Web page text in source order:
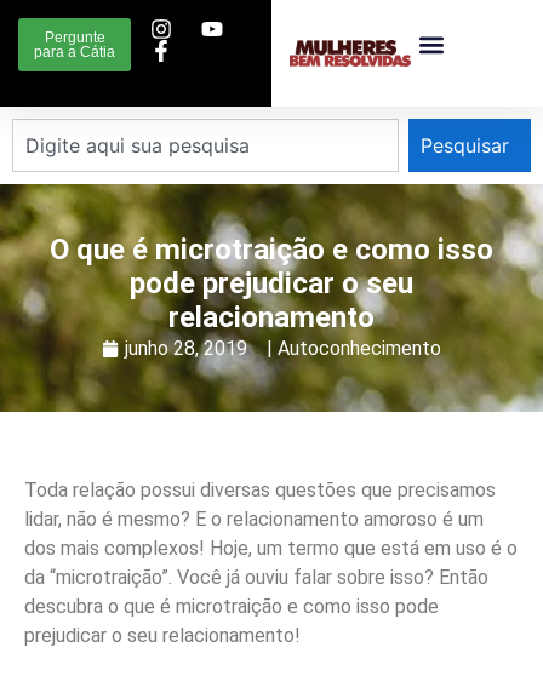
Pergunte
para a Cátia
Pesquisar
O que é microtraição e como isso
pode prejudicar o seu
relacionamento
junho 28, 2019 | Autoconhecimento
Toda relação possui diversas questões que precisamos
lidar, não é mesmo? E o relacionamento amoroso é um
dos mais complexos! Hoje, um termo que está em uso é o
da “microtraição”. Você já ouviu falar sobre isso? Então
descubra o que é microtraição e como isso pode
prejudicar o seu relacionamento!